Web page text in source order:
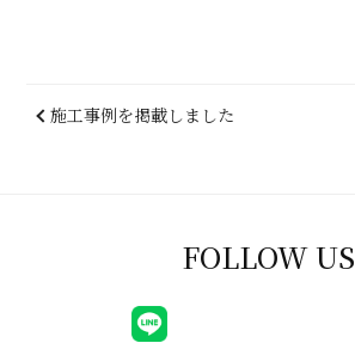
施工事例を掲載しました
FOLLOW US